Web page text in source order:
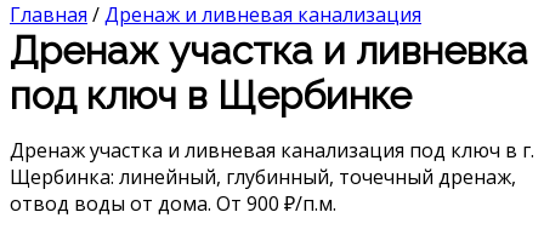
Главная /Дренаж и ливневая канализация
Дренаж участка и ливневка
под ключ в Щербинке
Дренаж участка и ливневая канализация под ключ в г.
Щербинка: линейный, глубинный, точечный дренаж,
отвод воды от дома. От 900 ₽/п.м.